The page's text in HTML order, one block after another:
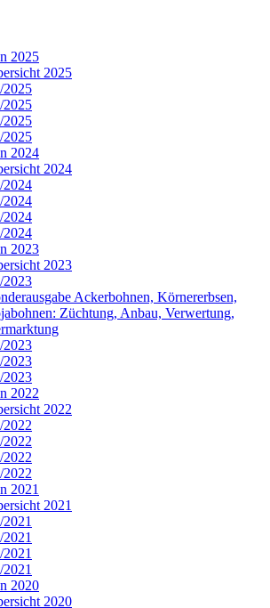
2025
2025
2025
2025
2025
2025
2024
2024
2024
2024
2024
2024
2023
2023
2023
Ackerbohnen, Körnererbsen,
Züchtung, Anbau, Verwertung,
2023
2023
2023
2022
2022
2022
2022
2022
2022
2021
2021
2020
2020